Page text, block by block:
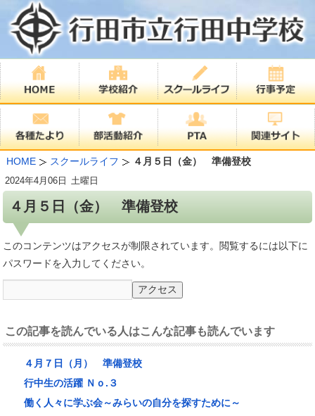
HOME スクールライフ ４月５日（金） 準備登校
４月５日（金） 準備登校
2024年4月06日 土曜日
このコンテンツはアクセスが制限されています。閲覧するには以下に
パスワードを入力してください。
この記事を読んでいる人はこんな記事も読んでいます
４月７日（月） 準備登校
行中生の活躍 Ｎｏ.３
働く人々に学ぶ会～みらいの自分を探すために～